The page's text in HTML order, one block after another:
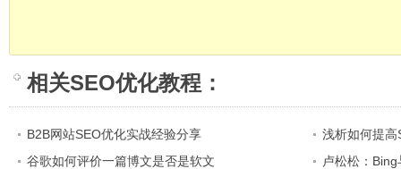
相关SEO优化教程 ：
B2B网站SEO优化实战经验分享
浅析如何提
谷歌如何评价一篇博文是否是软文
卢松松：